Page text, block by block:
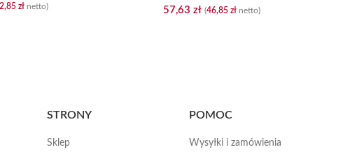
zł netto) 57,63 zł (46,85 zł netto)
STRONY
Sklep
POMOC
Wysyłki i zamówienia